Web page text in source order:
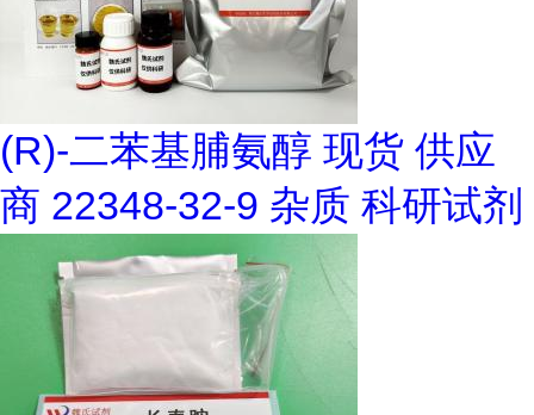
(R)-二苯基脯氨醇 现货 供应
商 22348-32-9 杂质 科研试剂